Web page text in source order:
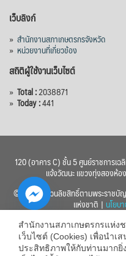
เว็บลิงก์
» สำนักงานสภาเกษตรกรจังหวัด
» หน่วยงานที่เกี่ยวข้อง
สถิติผู้ใช้งานเว็บไซต์
» Total :2038871
» Today :441
120 (อาคาร C) ชั้น 5 ศูนย์ราชการเ
แจ้งวัฒนะ แขวงทุ่งสองห้อ
© 2560 สงวนลิขสิทธิ์ตามพระราชบั
แห่งชาติ | นโยบ
สำนักงานสภาเกษตรกรแห่ง
เว็บไซต์ (Cookies) เพื่อนำเ
ประสิทธิภาพให้กับท่านมากยิ่